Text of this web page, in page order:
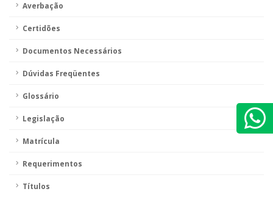
Averbação
Certidões
Documentos Necessários
Dúvidas Freqüentes
Glossário
Legislação
Matrícula
Requerimentos
Títulos